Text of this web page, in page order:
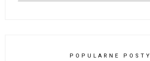
POPULARNE POSTY